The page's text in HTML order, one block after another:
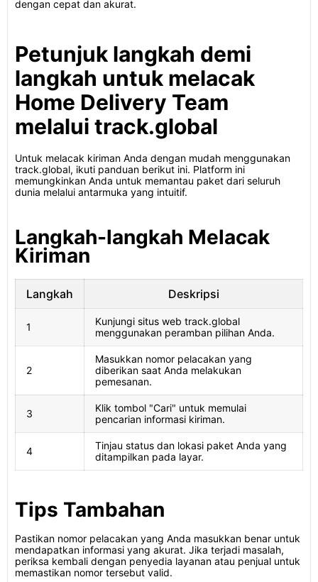
dengan cepat dan akurat.
Petunjuk langkah demi
langkah untuk melacak
Home Delivery Team
melalui track.global
Untuk melacak kiriman Anda dengan mudah menggunakan
track.global, ikuti panduan berikut ini. Platform ini
memungkinkan Anda untuk memantau paket dari seluruh
dunia melalui antarmuka yang intuitif.
Langkah-langkah Melacak
Kiriman
Langkah Deskripsi
1
Kunjungi situs web track.global
menggunakan peramban pilihan Anda.
2
Masukkan nomor pelacakan yang
diberikan saat Anda melakukan
pemesanan.
3
Klik tombol "Cari" untuk memulai
pencarian informasi kiriman.
4
Tinjau status dan lokasi paket Anda yang
ditampilkan pada layar.
Tips Tambahan
Pastikan nomor pelacakan yang Anda masukkan benar untuk
mendapatkan informasi yang akurat. Jika terjadi masalah,
periksa kembali dengan penyedia layanan atau penjual untuk
memastikan nomor tersebut valid.